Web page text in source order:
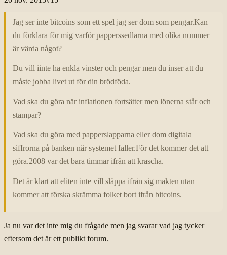
Jag ser inte bitcoins som ett spel jag ser dom som pengar.Kan
du förklara för mig varför papperssedlarna med olika nummer
är värda något?
Du vill iinte ha enkla vinster och pengar men du inser att du
måste jobba livet ut för din brödföda.
Vad ska du göra när inflationen fortsätter men lönerna står och
stampar?
Vad ska du göra med papperslapparna eller dom digitala
siffrorna på banken när systemet faller.För det kommer det att
göra.2008 var det bara timmar ifrån att krascha.
Det är klart att eliten inte vill släppa ifrån sig makten utan
kommer att förska skrämma folket bort ifrån bitcoins.
Ja nu var det inte mig du frågade men jag svarar vad jag tycker
eftersom det är ett publikt forum.